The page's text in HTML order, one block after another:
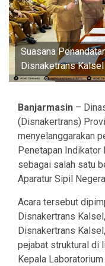
Suasana
Disnaketrans Kalsel
Banjarmasin –
(Disnakertrans)
menyelanggarakan
Penetapan Indikator
sebagai salah satu
Aparatur Sipil
Acara tersebut
Disnakertrans
Disnakertrans
pejabat struktural di
Kepala